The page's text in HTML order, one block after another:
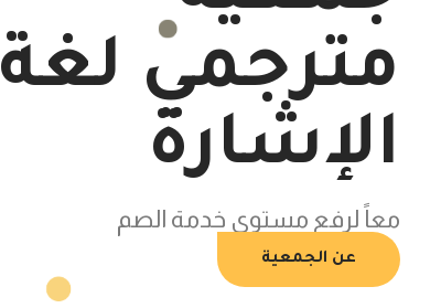
مترجمي لغة
الإشارة
معاً لرفع مستوى خدمة الصم
عن الجمعية